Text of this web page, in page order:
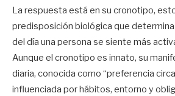
La respuesta está en su cronotipo,
predisposición biológica que
del día una persona se siente más
Aunque el cronotipo es innato, su
diaria, conocida como “preferencia
influenciada por hábitos, entorno y